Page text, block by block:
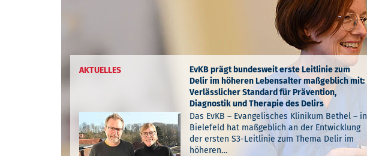
AKTUELLES
EvKB prägt bundesweit erste Leitlinie zum
Delir im höheren Lebensalter maßgeblich mit:
Verlässlicher Standard für Prävention,
Diagnostik und Therapie des Delirs
Das EvKB – Evangelisches Klinikum Bethel – in
Bielefeld hat maßgeblich an der Entwicklung
der ersten S3-Leitlinie zum Thema Delir im
höheren…
Plötzlich verwirrt im Krankenhaus: EvKB weitet
Delirprävention aus
Sie wissen plötzlich nicht mehr, wo sie sind
oder was mit ihnen geschieht – wenn ältere
Menschen ins Krankenhaus müssen, können
sie in einen Zustand…
Um gefährlichen Delirien vorzubeugen oder sie zu
behandeln bieten wir mit dem innovativen Programm help+